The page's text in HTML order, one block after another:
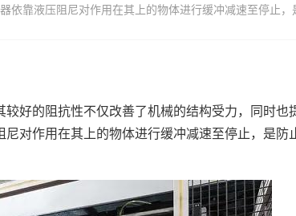
依靠液压阻尼对作用在其上的物体进行缓冲减速至停止，
好的阻抗性不仅改善了机械的结构受力，同时也
对作用在其上的物体进行缓冲减速至停止，是防